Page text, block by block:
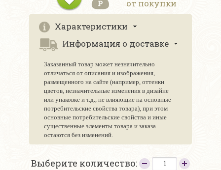
от покупки
Характеристики
Информация о доставке
Заказанный товар может незначительно
отличаться от описания и изображения,
размещенного на сайте (например, оттенки
цветов, незначительные изменения в дизайне
или упаковке и т.д., не влияющие на основные
потребительские свойства товара), при этом
основные потребительские свойства и иные
существенные элементы товара и заказа
остаются без изменений.
Выберите количество: